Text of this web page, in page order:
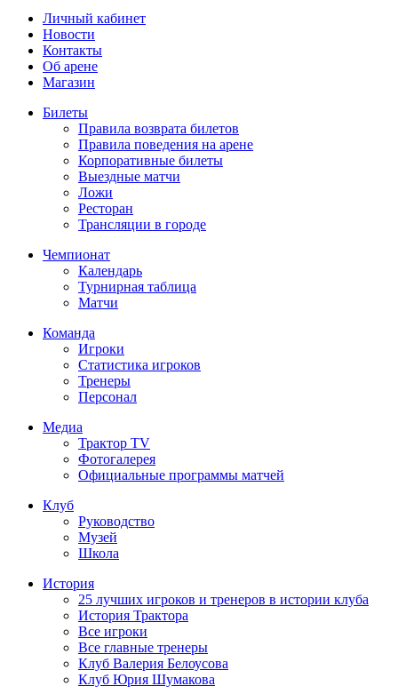
Личный кабинет
Новости
Контакты
Об арене
Магазин
Билеты
Правила возврата билетов
Правила поведения на арене
Корпоративные билеты
Выездные матчи
Ложи
Ресторан
Трансляции в городе
Чемпионат
Календарь
Турнирная таблица
Матчи
Команда
Игроки
Статистика игроков
Тренеры
Персонал
Медиа
Трактор TV
Фотогалерея
Официальные программы матчей
Клуб
Руководство
Музей
Школа
История
25 лучших игроков и тренеров в истории клуба
История Трактора
Все игроки
Все главные тренеры
Клуб Валерия Белоусова
Клуб Юрия Шумакова